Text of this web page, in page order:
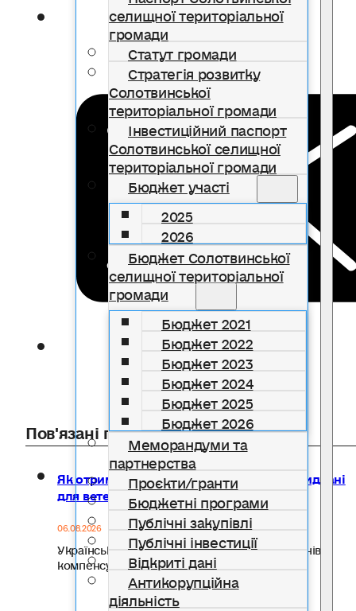
селищної територіальної
громади
Статут громади
Стратегія розвитку
Солотвинської
територіальної громади
Інвестиційний паспорт
Солотвинської селищної
територіальної громади
Бюджет участі
2025
2026
Бюджет Солотвинської
селищної територіальної
громади
Бюджет 2021
Бюджет 2022
Бюджет 2023
Бюджет 2024
Бюджет 2025
Бюджет 2026
Меморандуми та
партнерства
Проєкти/гранти
Бюджетні програми
Публічні закупівлі
Публічні інвестиції
Відкриті дані
Антикорупційна
діяльність
Пов'язані публікації
Як отримати компенсацію за товари, придбані
для ветеранського бізнесу
06.08.2026
Український ветеранський фонд Мінветеранів
компенсує до 20 тисяч гривень на…